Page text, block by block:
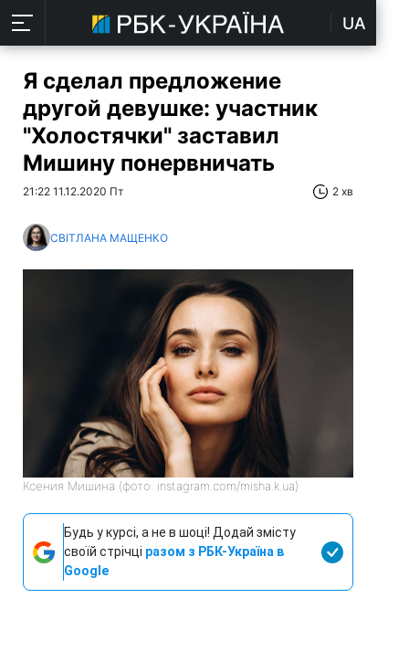
UA
Я сделал предложение
другой девушке: участник
"Холостячки" заставил
Мишину понервничать
21:22 11.12.2020 Пт 2 хв
СВІТЛАНА МАЩЕНКО
Ксения Мишина (фото: instagram.com/misha.k.ua)
Будь у курсі, а не в шоці! Додай змісту
своїй стрічці разом з РБК-Україна в
Google